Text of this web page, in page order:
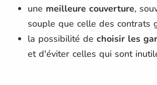
une meilleure couverture,
souple que celle des contrats
la possibilité de choisir les
et d'éviter celles qui sont